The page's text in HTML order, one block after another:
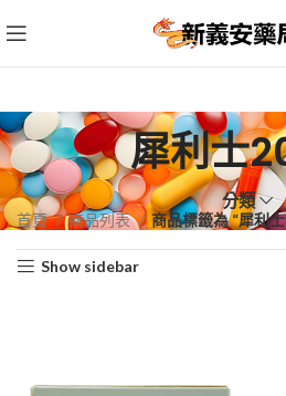
犀利士
分類
首頁 商品列表 商品標籤為 “犀利
Show sidebar